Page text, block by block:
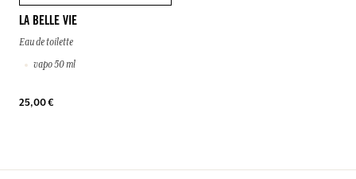
LA BELLE VIE
Eau de toilette
vapo 50 ml
25,00 €